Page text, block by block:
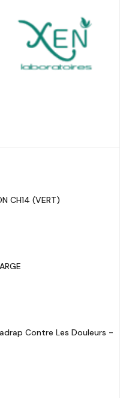
CH14 (VERT)
Contre Les Douleurs -